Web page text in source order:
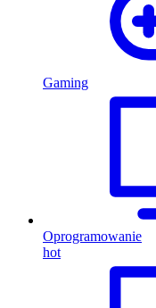
Gaming
Oprogramowanie
hot